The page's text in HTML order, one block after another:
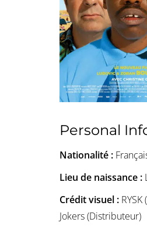
Personal
Nationalité :
Lieu de naissance :
Crédit visuel :
Jokers (Distributeur)